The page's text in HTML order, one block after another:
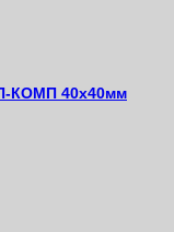
КОМП 40х40мм